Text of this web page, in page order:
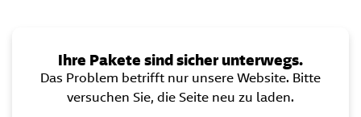
Ihre Pakete sind sicher unterwegs.
Das Problem betrifft nur unsere Website. Bitte
versuchen Sie, die Seite neu zu laden.